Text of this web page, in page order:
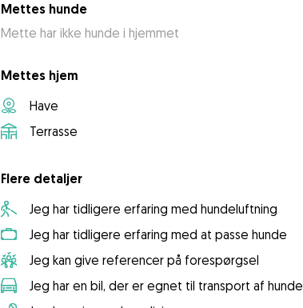
Mettes hunde
Mette har ikke hunde i hjemmet
Mettes hjem
Have
Terrasse
Flere detaljer
Jeg har tidligere erfaring med hundeluftning
Jeg har tidligere erfaring med at passe hunde
Jeg kan give referencer på forespørgsel
Jeg har en bil, der er egnet til transport af hunde